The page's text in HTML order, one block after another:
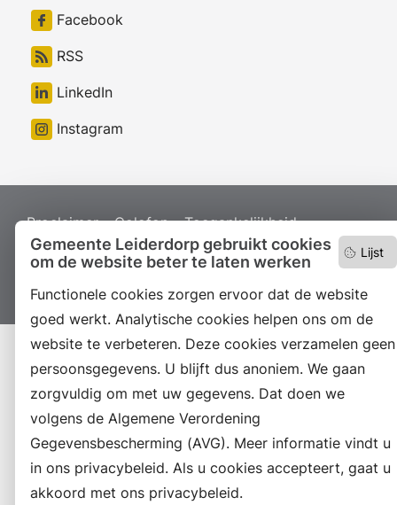
Lijst
Gemeente Leiderdorp gebruikt cookies
om de website beter te laten werken
Functionele cookies zorgen ervoor dat de website
goed werkt. Analytische cookies helpen ons om de
website te verbeteren. Deze cookies verzamelen geen
persoonsgegevens. U blijft dus anoniem. We gaan
zorgvuldig om met uw gegevens. Dat doen we
volgens de Algemene Verordening
Gegevensbescherming (AVG). Meer informatie vindt u
in ons privacybeleid. Als u cookies accepteert, gaat u
akkoord met ons privacybeleid.
Facebook
RSS
LinkedIn
Instagram
Proclaimer Colofon
Toegankelijkheid
Sitemap
Privacyverklaring
Servicenormen